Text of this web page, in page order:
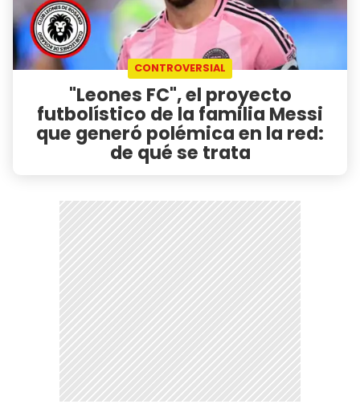
CONTROVERSIAL
"Leones FC", el proyecto
futbolístico de la familia Messi
que generó polémica en la red:
de qué se trata